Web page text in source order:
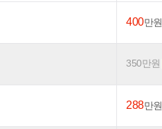
400만원
350만원
288만원